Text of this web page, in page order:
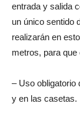
entrada y salida
un único sentido
realizarán en
metros, para que
– Uso obligatorio
y en las casetas.